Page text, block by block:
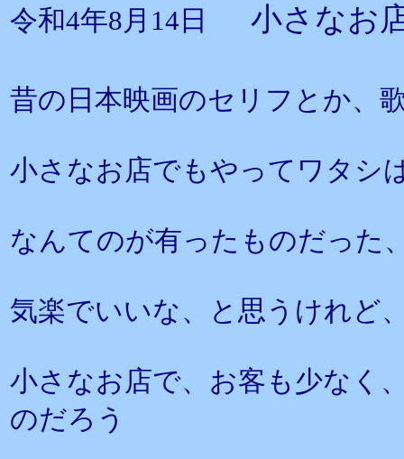
令和4年8月14日 小さなお
昔の日本映画のセリフとか、
小さなお店でもやってワタシ
なんてのが有ったものだった
気楽でいいな、と思うけれど
小さなお店で、お客も少なく
のだろう